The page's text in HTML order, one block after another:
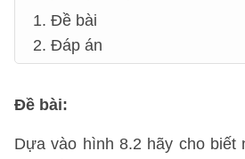
1. Đề bài
2. Đáp án
Đề bài:
Dựa vào hình 8.2 hãy cho biết